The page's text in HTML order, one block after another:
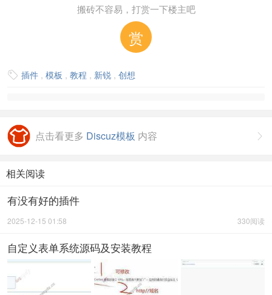
搬砖不容易，打赏一下楼主吧
赏
 插件 , 模板 , 教程 , 新锐 , 创想

点击看更多 Discuz模板 内容
相关阅读
有没有好的插件
330阅读
2025-12-15 01:58
自定义表单系统源码及安装教程